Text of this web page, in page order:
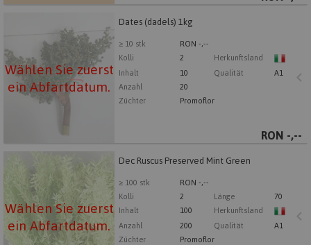
Wählen Sie zuerst
ein Abfartdatum.
Dates (dadels) 1kg
≥ 10 stk
RON -,--
Kolli
2
Herkunftsland
Inhalt
10 Qualität
A1
Anzahl
20
Züchter
Promoflor
RON -,--
Dates (dadels) 1kg
Wählen Sie zuerst ein Abfartdatum.
Wählen Sie zuerst
ein Abfartdatum.
Dec Ruscus Preserved Mint Green
≥ 100 stk
RON -,--
Kolli
2 Länge
70
Inhalt
100
Herkunftsland
Anzahl
200 Qualität
A1
Züchter
Promoflor
Dec Ruscus Preserved Mint Green
Wählen Sie zuerst ein Abfartdatum.